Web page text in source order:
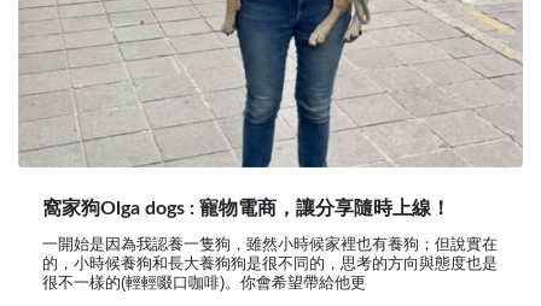
窩家狗Olga dogs : 寵物電商，讓分享隨時上線！
一開始是因為我認養一隻狗，雖然小時候家裡也有養狗；但說實在
的，小時候養狗和長大養狗狗是很不同的，思考的方向與態度也是
很不一樣的(輕輕啜口咖啡)。你會希望帶給他更